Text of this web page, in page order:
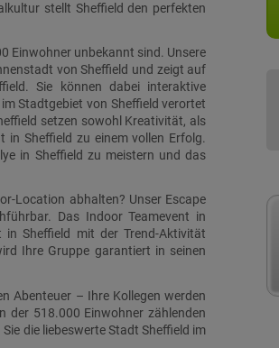
stellt Sheffield den perfekten
Einwohner unbekannt sind. Unsere
von Sheffield und zeigt auf
Sie können dabei interaktive
Stadtgebiet von Sheffield verortet
setzen sowohl Kreativität, als
in Sheffield zu einem vollen Erfolg.
in Sheffield zu meistern und das
Location abhalten? Unser Escape
Das Indoor Teamevent in
Sheffield mit der Trend-Aktivität
Ihre Gruppe garantiert in seinen
Abenteuer – Ihre Kollegen werden
der 518.000 Einwohner zählenden
die liebeswerte Stadt Sheffield im